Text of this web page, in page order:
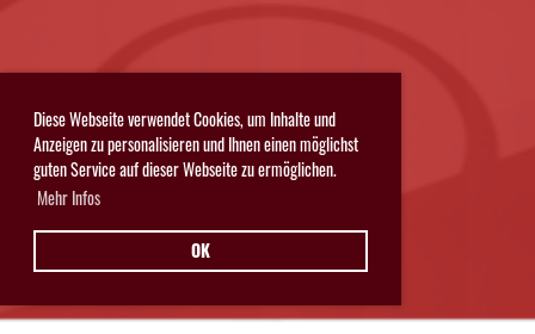
Diese Webseite verwendet Cookies, um Inhalte und
Anzeigen zu personalisieren und Ihnen einen möglichst
guten Service auf dieser Webseite zu ermöglichen.
Mehr Infos
OK